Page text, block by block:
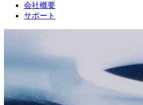
会社概要
サポート